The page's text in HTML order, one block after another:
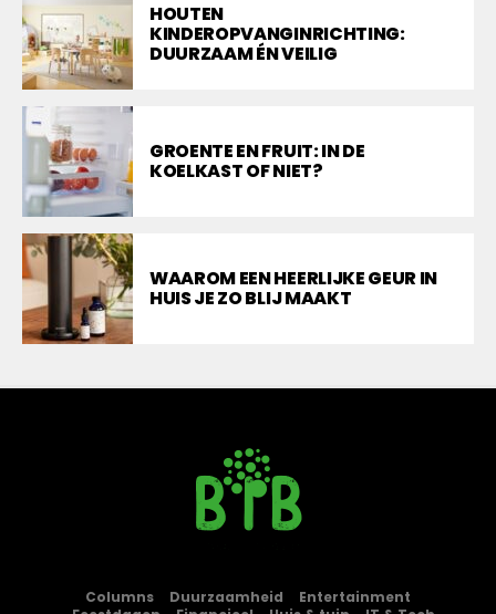
HOUTEN
KINDEROPVANGINRICHTING:
DUURZAAM ÉN VEILIG
GROENTE EN FRUIT: IN DE
KOELKAST OF NIET?
WAAROM EEN HEERLIJKE GEUR IN
HUIS JE ZO BLIJ MAAKT
Columns Duurzaamheid
Entertainment